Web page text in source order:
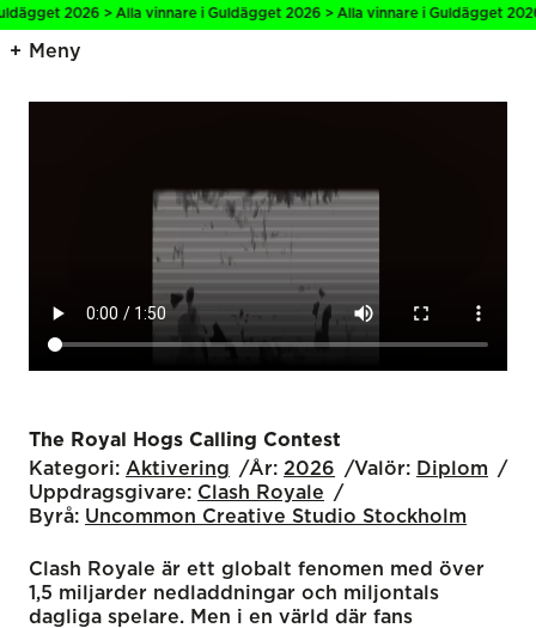
2026 > Alla vinnare i Guldägget 2026 > Alla vinnare i Guldägget
Meny
The Royal Hogs Calling Contest
Kategori: Aktivering År: 2026 Valör: Diplom
Uppdragsgivare: Clash Royale
Byrå: Uncommon Creative Studio Stockholm
Clash Royale är ett globalt fenomen med över
1,5 miljarder nedladdningar och miljontals
dagliga spelare. Men i en värld där fans